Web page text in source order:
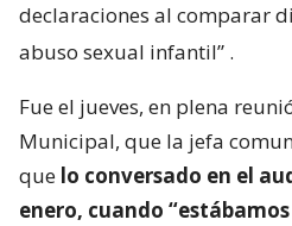
declaraciones al comparar
abuso sexual infantil” .
Fue el jueves, en plena
Municipal, que la jefa
que lo conversado en el
enero, cuando